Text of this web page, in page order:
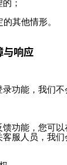
；
的其他情形。
与响应
功能，我们不
功能，您可
服人员，我